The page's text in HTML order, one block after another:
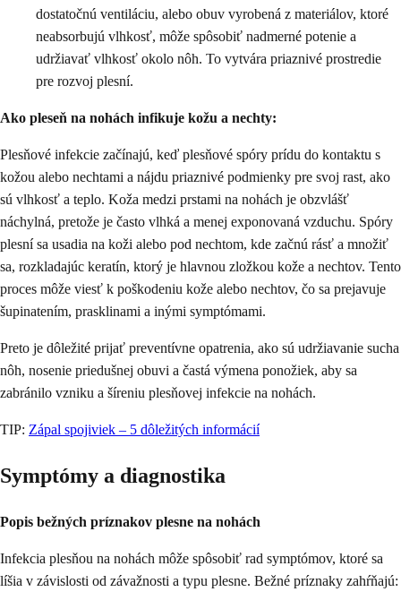
dostatočnú ventiláciu, alebo obuv vyrobená z materiálov, ktoré
neabsorbujú vlhkosť, môže spôsobiť nadmerné potenie a
udržiavať vlhkosť okolo nôh. To vytvára priaznivé prostredie
pre rozvoj plesní.
Ako pleseň na nohách infikuje kožu a nechty:
Plesňové infekcie začínajú, keď plesňové spóry prídu do kontaktu s
kožou alebo nechtami a nájdu priaznivé podmienky pre svoj rast, ako
sú vlhkosť a teplo. Koža medzi prstami na nohách je obzvlášť
náchylná, pretože je často vlhká a menej exponovaná vzduchu. Spóry
plesní sa usadia na koži alebo pod nechtom, kde začnú rásť a množiť
sa, rozkladajúc keratín, ktorý je hlavnou zložkou kože a nechtov. Tento
proces môže viesť k poškodeniu kože alebo nechtov, čo sa prejavuje
šupinatením, prasklinami a inými symptómami.
Preto je dôležité prijať preventívne opatrenia, ako sú udržiavanie sucha
nôh, nosenie priedušnej obuvi a častá výmena ponožiek, aby sa
zabránilo vzniku a šíreniu plesňovej infekcie na nohách.
TIP: Zápal spojiviek – 5 dôležitých informácií
Symptómy a diagnostika
Popis bežných príznakov plesne na nohách
Infekcia plesňou na nohách môže spôsobiť rad symptómov, ktoré sa
líšia v závislosti od závažnosti a typu plesne. Bežné príznaky zahŕňajú: